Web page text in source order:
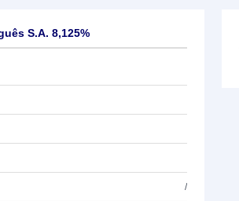
S.A. 8,125%
/